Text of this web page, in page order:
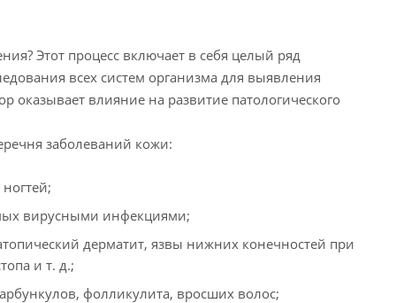
Этот процесс включает в себя целый ряд
всех систем организма для выявления
влияние на развитие патологического
заболеваний кожи:
вирусными инфекциями;
дерматит, язвы нижних конечностей при
и т. д.;
фолликулита, вросших волос;